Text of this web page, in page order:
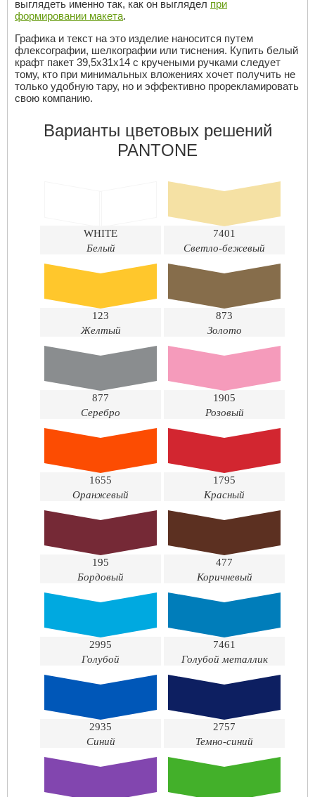
выглядеть именно так, как он выглядел при
формировании макета.
Графика и текст на это изделие наносится путем
флексографии, шелкографии или тиснения. Купить белый
крафт пакет 39,5х31х14 с кручеными ручками следует
тому, кто при минимальных вложениях хочет получить не
только удобную тару, но и эффективно прорекламировать
свою компанию.
Варианты цветовых решений
PANTONE
WHITE
Белый
7401
Светло-бежевый
123
Желтый
873
Золото
877
Серебро
1905
Розовый
1655
Оранжевый
1795
Красный
195
Бордовый
477
Коричневый
2995
Голубой
7461
Голубой металлик
2935
Синий
2757
Темно-синий